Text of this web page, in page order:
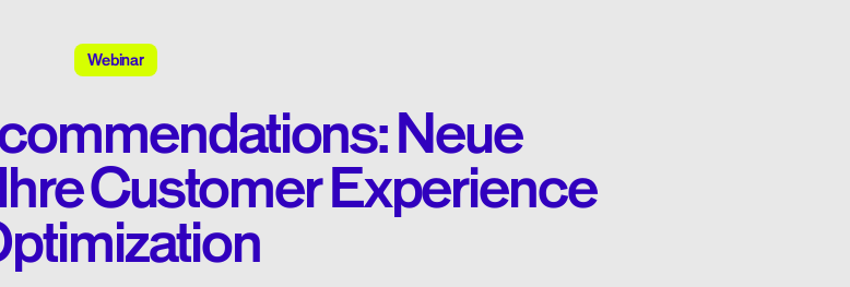
Webinar
Neue
Customer Experience